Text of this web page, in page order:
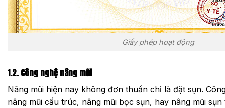
Giấy phép hoạt động
1.2. Công nghệ nâng mũi
Nâng mũi hiện nay không đơn thuần chỉ là đặt sụn.
nâng mũi cấu trúc, nâng mũi bọc sụn, hay nâng mũi